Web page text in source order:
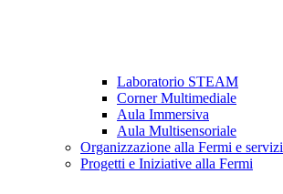
Laboratorio STEAM
Corner Multimediale
Aula Immersiva
Aula Multisensoriale
Organizzazione alla Fermi e servizi
Progetti e Iniziative alla Fermi